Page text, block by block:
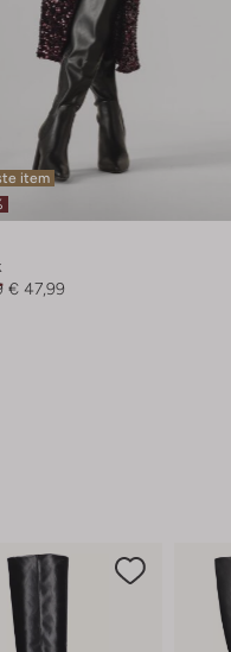
item
€ 47,99